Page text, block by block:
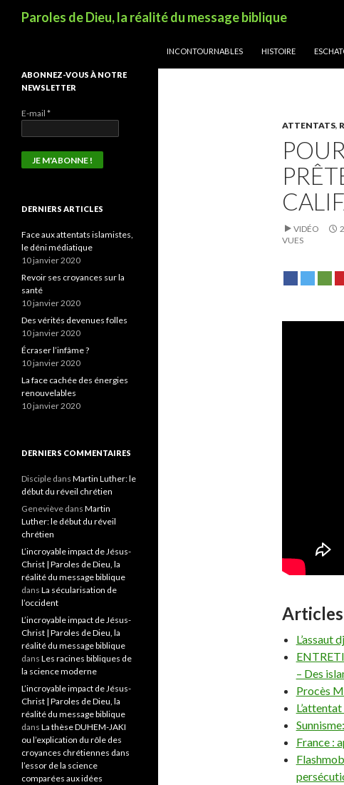
Paroles de Dieu, la réalité du message biblique
INCONTOURNABLES
HISTOIRE
ATTENTATS,
VIDÉO
VUES
L’assaut
– Des
Procès
France :
ABONNEZ-VOUS À NOTRE
NEWSLETTER
E-mail *
DERNIERS ARTICLES
Face aux attentats islamistes,
le déni médiatique
10 janvier 2020
Revoir ses croyances sur la
santé
10 janvier 2020
Des vérités devenues folles
10 janvier 2020
Écraser l’infâme ?
10 janvier 2020
La face cachée des énergies
renouvelables
10 janvier 2020
DERNIERS COMMENTAIRES
Disciple dans Martin Luther: le
début du réveil chrétien
Geneviève dans Martin
Luther: le début du réveil
chrétien
L’incroyable impact de Jésus-
Christ | Paroles de Dieu, la
réalité du message biblique
dans La sécularisation de
l’occident
L’incroyable impact de Jésus-
Christ | Paroles de Dieu, la
réalité du message biblique
dans Les racines bibliques de
la science moderne
L’incroyable impact de Jésus-
Christ | Paroles de Dieu, la
réalité du message biblique
dans La thèse DUHEM-JAKI
ou l’explication du rôle des
croyances chrétiennes dans
l’essor de la science
comparées aux idées